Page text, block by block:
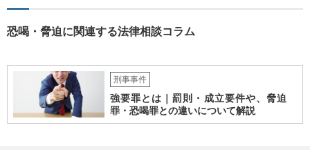
いです。 むしろ、警察や弁護士に相談せず、ご自身だけで抱え込んで
ままいう可能性は低いと思います）。 また、警察に相談したうえで、
もし相手方との間での交渉を任せるのであれば、 弁護士にも相談に行
きましょう。 多分ここで聴いて気が多少なりとも楽になったのではな
いでしょうか。こんな感じで助けを求めつつ進めていくといいと思い
ます。
恐喝・脅迫に関連する法律相談コラム
刑事事件
強要罪とは｜罰則・成立要件や、脅迫
罪・恐喝罪との違いについて解説